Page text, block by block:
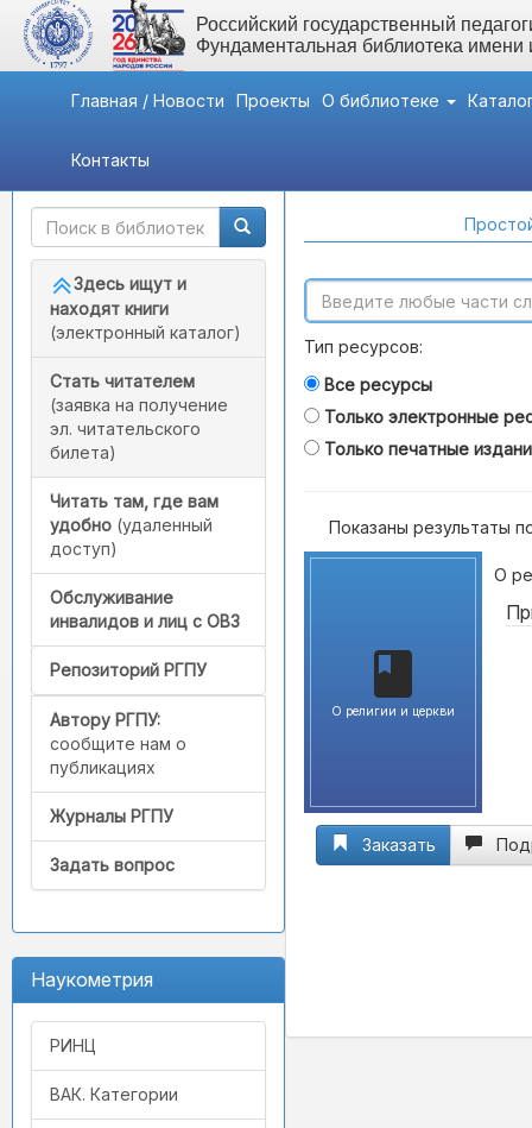
Российский государственный
Фундаментальная библиотека
Главная / Новости Проекты О библиотеке
Контакты
Быстрый доступ
Здесь ищут и
находят книги
(электронный каталог)
Стать читателем
(заявка на получение
эл. читательского
билета)
Читать там, где вам
удобно (удаленный
доступ)
Обслуживание
инвалидов и лиц с ОВЗ
Репозиторий РГПУ
Автору РГПУ:
сообщите нам о
публикациях
Журналы РГПУ
Задать вопрос
Наукометрия
РИНЦ
ВАК. Категории
Тип ресурсов:
Все ресурсы
Только электронные
Только печатные
Показаны результаты
О религии и церкви
О
Заказать